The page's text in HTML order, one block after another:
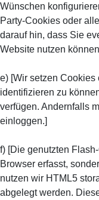
Wünschen
Party-Cookies oder
darauf hin, dass Sie
Website nutzen
e) [Wir setzen
identifizieren zu
verfügen. Andernfalls
einloggen.]
f) [Die genutzten
Browser erfasst,
nutzen wir HTML5
abgelegt werden.